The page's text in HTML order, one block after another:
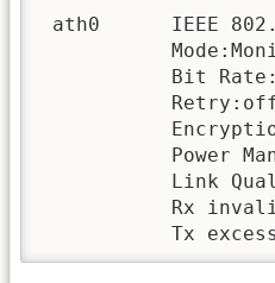
ath0      IEEE
Bit
Power
Link
Rx
Tx